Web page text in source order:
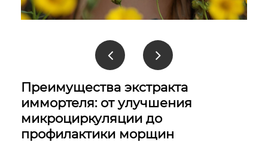
Преимущества экстракта
иммортеля: от улучшения
микроциркуляции до
профилактики морщин